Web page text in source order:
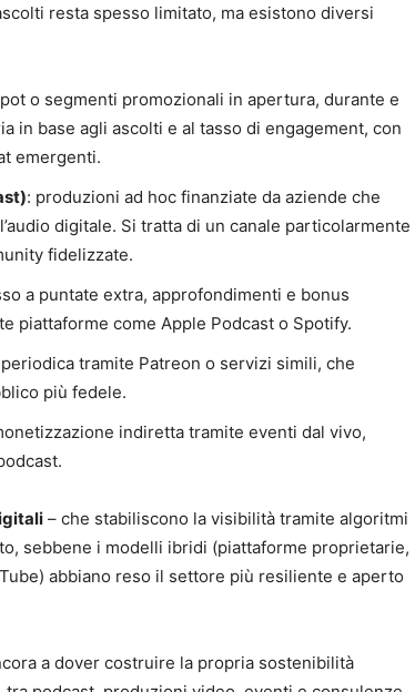
resta spesso limitato, ma esistono diversi
o segmenti promozionali in apertura, durante e
in base agli ascolti e al tasso di engagement, con
emergenti.
: produzioni ad hoc finanziate da aziende che
digitale. Si tratta di un canale particolarmente
fidelizzate.
a puntate extra, approfondimenti e bonus
piattaforme come Apple Podcast o Spotify.
tramite Patreon o servizi simili, che
più fedele.
indiretta tramite eventi dal vivo,
– che stabiliscono la visibilità tramite algoritmi
sebbene i modelli ibridi (piattaforme proprietarie,
abbiano reso il settore più resiliente e aperto
a dover costruire la propria sostenibilità